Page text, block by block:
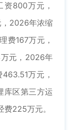
800万元，
2026年浓缩
费167万元，
元，2026年
万元，
库区第三方运
225万元。